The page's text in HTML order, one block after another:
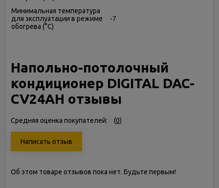
Минимальная температура
для эксплуатации в режиме
обогрева (°C)
-7
Напольно-потолочный
кондиционер DIGITAL DAC-
CV24AH отзывы
Средняя оценка покупателей: (0)
Написать отзыв
Об этом товаре отзывов пока нет. Будьте первым!